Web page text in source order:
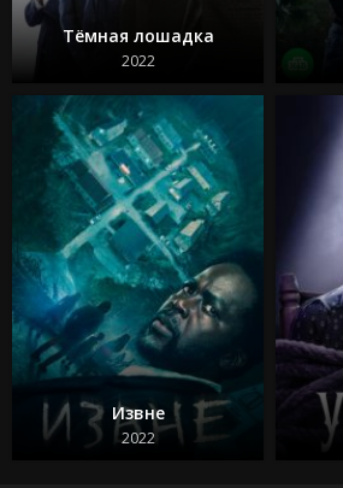
Тёмная лошадка
2022
Извне
2022